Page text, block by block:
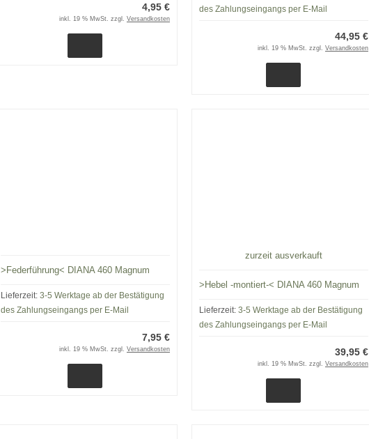
4,95 €
inkl. 19 % MwSt. zzgl. Versandkosten
des Zahlungseingangs per E-Mail
44,95 €
inkl. 19 % MwSt. zzgl. Versandkosten
>Federführung< DIANA 460 Magnum
Lieferzeit: 3-5 Werktage ab der Bestätigung
des Zahlungseingangs per E-Mail
7,95 €
inkl. 19 % MwSt. zzgl. Versandkosten
zurzeit ausverkauft
>Hebel -montiert-< DIANA 460 Magnum
Lieferzeit: 3-5 Werktage ab der Bestätigung
des Zahlungseingangs per E-Mail
39,95 €
inkl. 19 % MwSt. zzgl. Versandkosten